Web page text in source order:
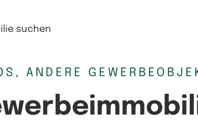
suchen
ANDERE